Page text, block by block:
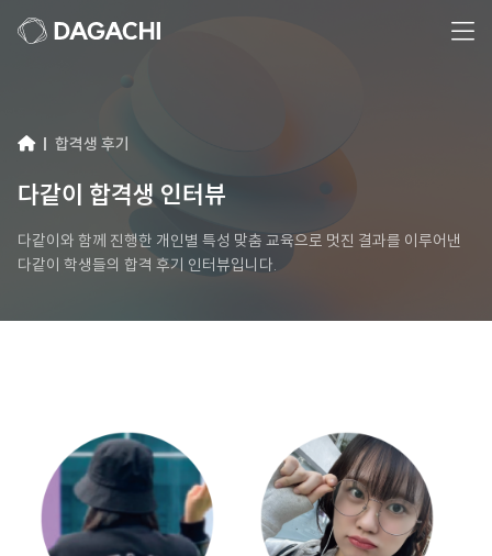
합격생 후기
다같이 합격생 인터뷰
다같이와 함께 진행한 개인별 특성 맞춤 교육으로 멋진 결과를 이루어낸
다같이 학생들의 합격 후기 인터뷰입니다.